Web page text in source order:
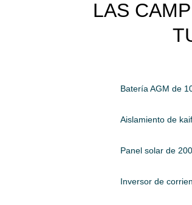
LAS
Batería AGM de
Aislamiento de
Panel solar de
Inversor de